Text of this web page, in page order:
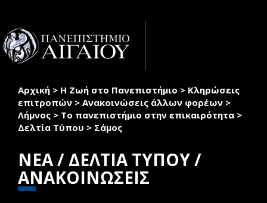
Παράκαμψη προς το κυρίως περιεχόμενο
Είστε εδώ
Αρχική > Η Ζωή στο Πανεπιστήμιο > Κληρώσεις
επιτροπών > Ανακοινώσεις άλλων φορέων >
Λήμνος > Το πανεπιστήμιο στην επικαιρότητα >
Δελτία Τύπου > Σάμος
ΝΕΑ / ΔΕΛΤΙΑ ΤΥΠΟΥ /
ΑΝΑΚΟΙΝΩΣΕΙΣ